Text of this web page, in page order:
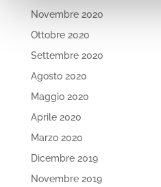
Novembre 2020
Ottobre 2020
Settembre 2020
Agosto 2020
Maggio 2020
Aprile 2020
Marzo 2020
Dicembre 2019
Novembre 2019